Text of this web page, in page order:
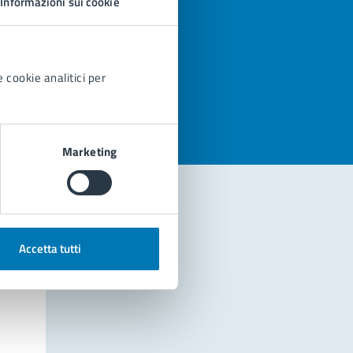
cookie analitici per
Marketing
Accetta tutti